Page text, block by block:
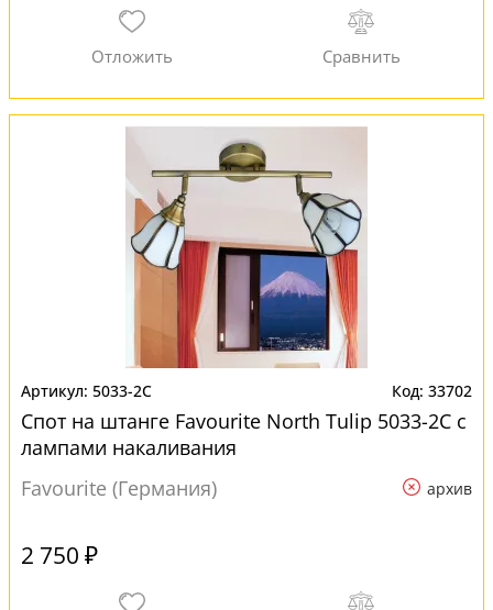
5033-2C 33702
Спот на штанге Favourite North Tulip 5033-2C с
лампами накаливания
Favourite (Германия)
архив
2 750 ₽